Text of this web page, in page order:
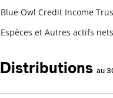
Blue Owl Credit Income
Espèces et Autres actifs nets
Distributions au